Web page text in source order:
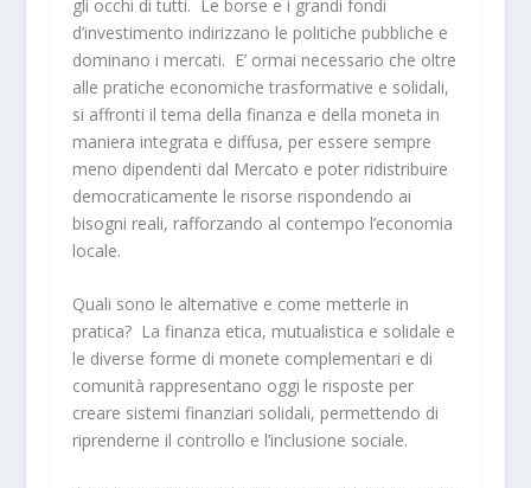
gli occhi di tutti. Le borse e i grandi fondi
d’investimento indirizzano le politiche pubbliche e
dominano i mercati. E’ ormai necessario che oltre
alle pratiche economiche trasformative e solidali,
si affronti il tema della finanza e della moneta in
maniera integrata e diffusa, per essere sempre
meno dipendenti dal Mercato e poter ridistribuire
democraticamente le risorse rispondendo ai
bisogni reali, rafforzando al contempo l’economia
locale.
Quali sono le alternative e come metterle in
pratica? La finanza etica, mutualistica e solidale e
le diverse forme di monete complementari e di
comunità rappresentano oggi le risposte per
creare sistemi finanziari solidali, permettendo di
riprenderne il controllo e l’inclusione sociale.